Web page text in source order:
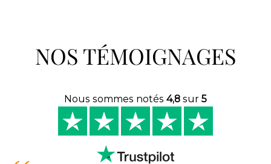
NOS TÉMOIGNAGES
Nous sommes notés 4,8 sur 5